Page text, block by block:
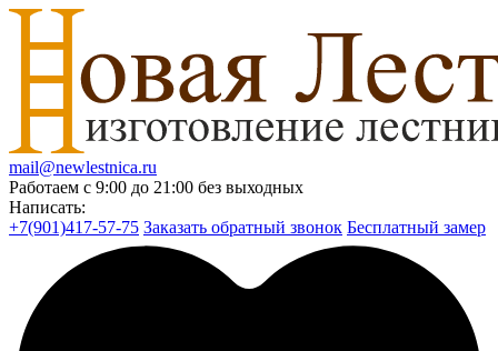
mail@newlestnica.ru
Работаем с 9:00 до 21:00 без выходных
Написать:
+7(901)417-57-75 Заказать обратный звонок Бесплатный замер